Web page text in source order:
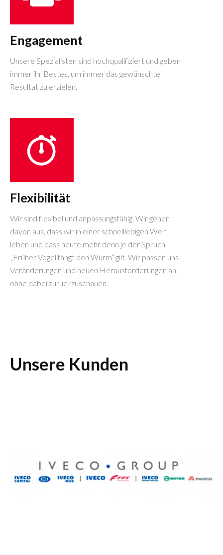
Engagement
Unsere Spezialisten sind hochqualifiziert und geben
immer ihr Bestes, um immer das gewünschte
Resultat zu erzielen.
Flexibilität
Wir sind flexibel und anpassungsfähig. Wir gehen
davon aus, dass wir in einer schnelllebigen Welt
leben und dass heute mehr denn je der Spruch
„Früher Vogel fängt den Wurm“ gilt. Wir passen uns
Veränderungen und neuen Herausforderungen an,
ohne dabei zurückzuschauen.
Unsere Kunden